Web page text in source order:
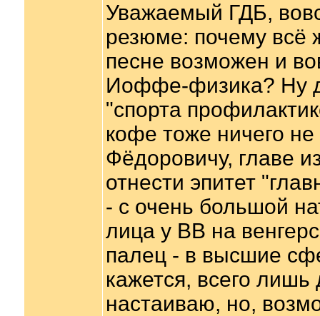
Уважаемый ГДБ,
резюме: почему всё
песне возможен и
Иоффе-физика? Ну
"спорта
кофе тоже ничего
Фёдоровичу, главе
отнести эпитет
- с очень большой
лица у ВВ на
палец - в высшие
кажется, всего
настаиваю, но,